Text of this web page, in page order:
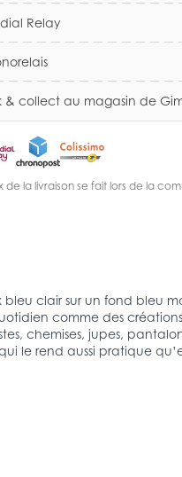
Relay
& collect au magasin de
de la livraison se fait lors de la
clair sur un fond bleu
comme des
chemises, jupes,
le rend aussi pratique